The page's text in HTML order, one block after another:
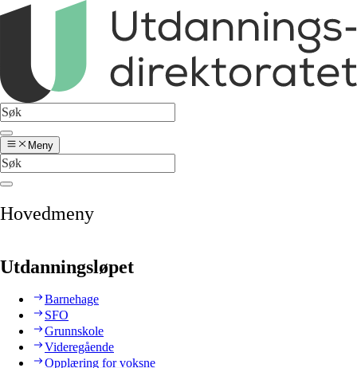
Meny
Hovedmeny
Utdanningsløpet
Barnehage
SFO
Grunnskole
Videregående
Opplæring for voksne